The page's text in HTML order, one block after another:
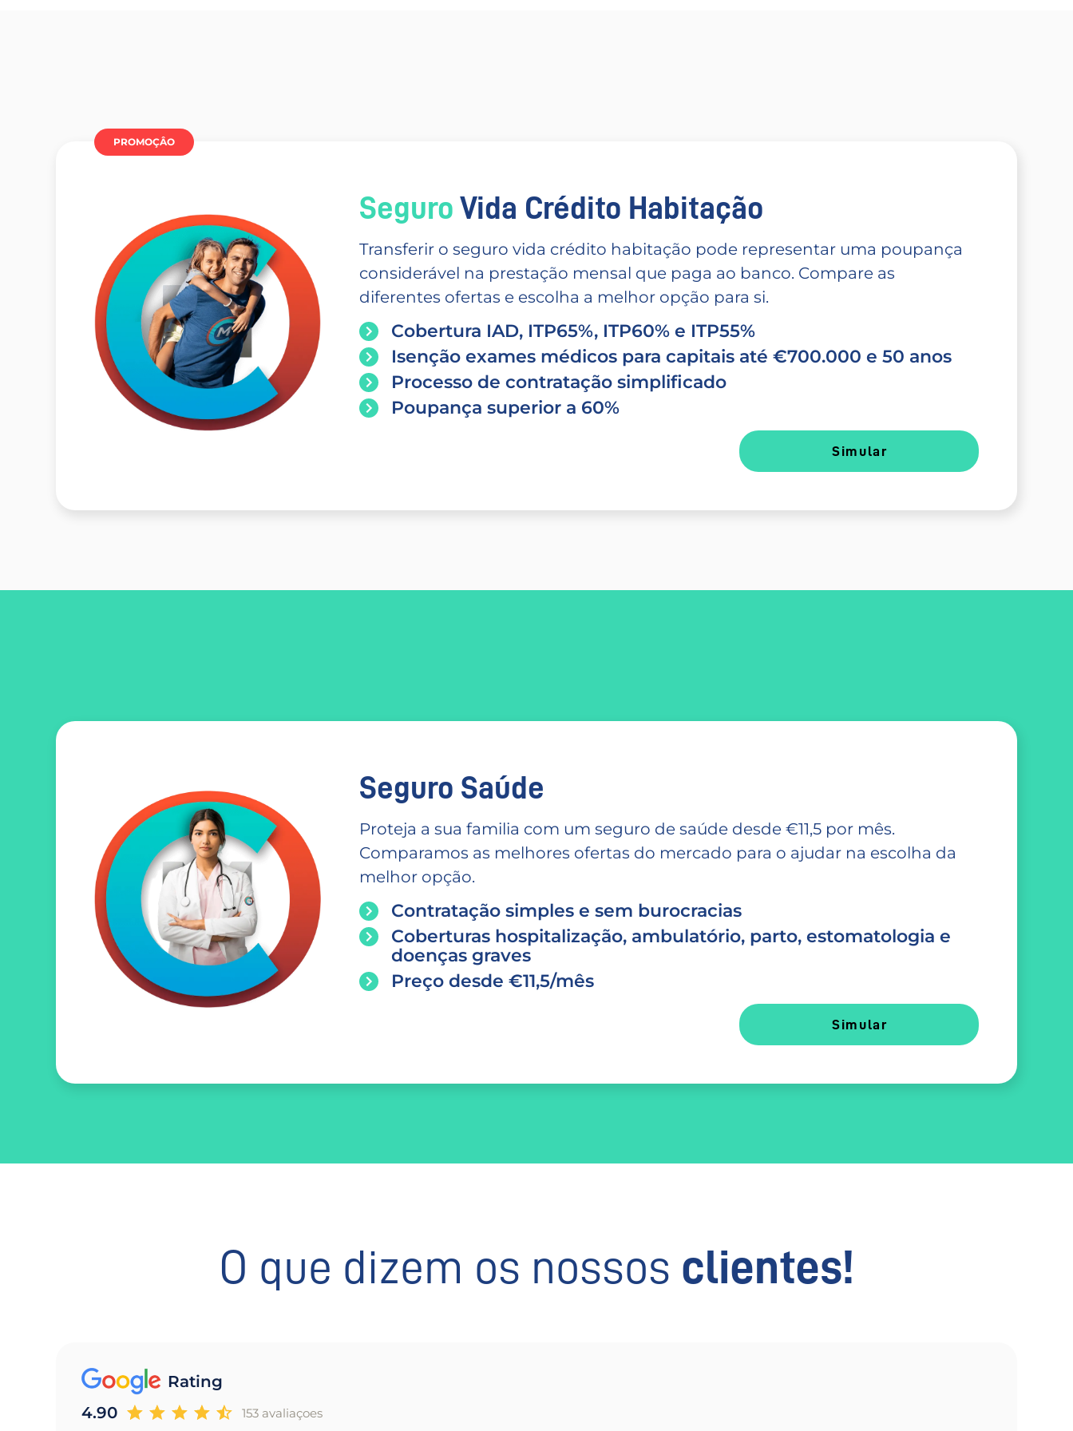
PROMOÇÂO
Seguro Vida Crédito Habitação
Transferir o seguro vida crédito habitação pode representar uma poupança
considerável na prestação mensal que paga ao banco. Compare as
diferentes ofertas e escolha a melhor opção para si.
Cobertura IAD, ITP65%, ITP60% e ITP55%
Isenção exames médicos para capitais até €700.000 e 50 anos
Processo de contratação simplificado
Poupança superior a 60%
Simular
Seguro Saúde
Proteja a sua familia com um seguro de saúde desde €11,5 por mês.
Comparamos as melhores ofertas do mercado para o ajudar na escolha da
melhor opção.
Contratação simples e sem burocracias
Coberturas hospitalização, ambulatório, parto, estomatologia e
doenças graves
Preço desde €11,5/mês
Simular
O que dizem os nossos clientes!
Rating
4.90
153 avaliaçoes